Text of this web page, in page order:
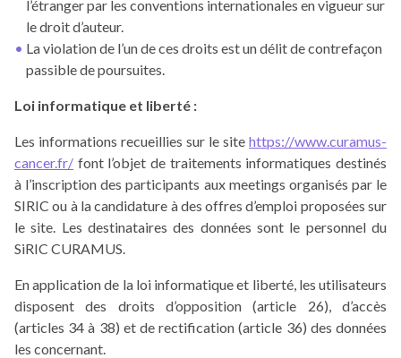
l’étranger par les conventions internationales en vigueur sur
le droit d’auteur.
La violation de l’un de ces droits est un délit de contrefaçon
passible de poursuites.
Loi informatique et liberté :
Les informations recueillies sur le site https://www.curamus-
cancer.fr/ font l’objet de traitements informatiques destinés
à l’inscription des participants aux meetings organisés par le
SIRIC ou à la candidature à des offres d’emploi proposées sur
le site. Les destinataires des données sont le personnel du
SiRIC CURAMUS.
En application de la loi informatique et liberté, les utilisateurs
disposent des droits d’opposition (article 26), d’accès
(articles 34 à 38) et de rectification (article 36) des données
les concernant.